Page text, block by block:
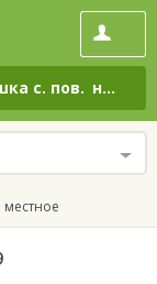
с. пов. на все дни